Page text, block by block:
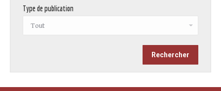
Type de publication